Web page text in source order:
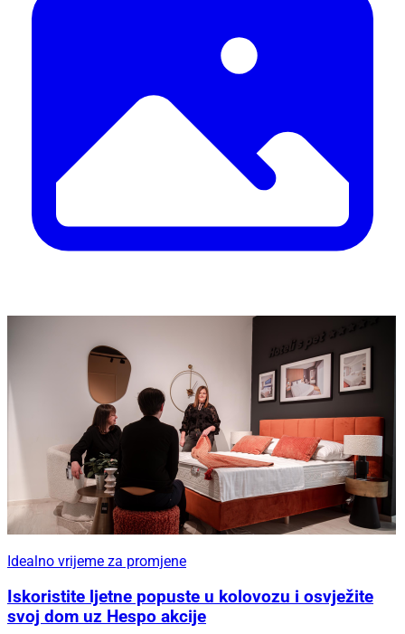
Idealno vrijeme za promjene
Iskoristite ljetne popuste u kolovozu i osvježite
svoj dom uz Hespo akcije